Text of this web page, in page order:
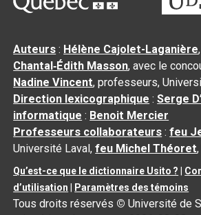
Auteurs : Hélène Cajolet-Laganière,
Chantal‑Édith Masson, avec le
Nadine Vincent, professeurs,
Direction lexicographique :Serge
informatique : Benoit Mercier
Professeurs collaborateurs :feu
Université Laval,feu Michel Théoret
Qu’est-ce que le dictionnaire Usito ?
d’utilisation
Paramètres des témoins
Tous droits réservés © Université de